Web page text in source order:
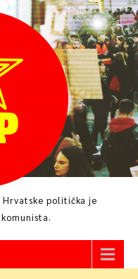
politička je